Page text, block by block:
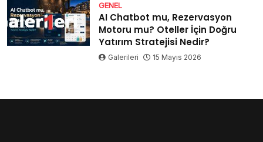
GENEL
AI Chatbot mu, Rezervasyon
Motoru mu? Oteller İçin Doğru
Yatırım Stratejisi Nedir?
Galerileri 15 Mayıs 2026